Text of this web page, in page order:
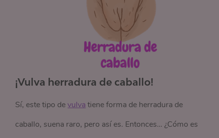
¡Vulva herradura de caballo!
Sí, este tipo devulva tiene forma de herradura de
caballo, suena raro, pero así es. Entonces… ¿Cómo es